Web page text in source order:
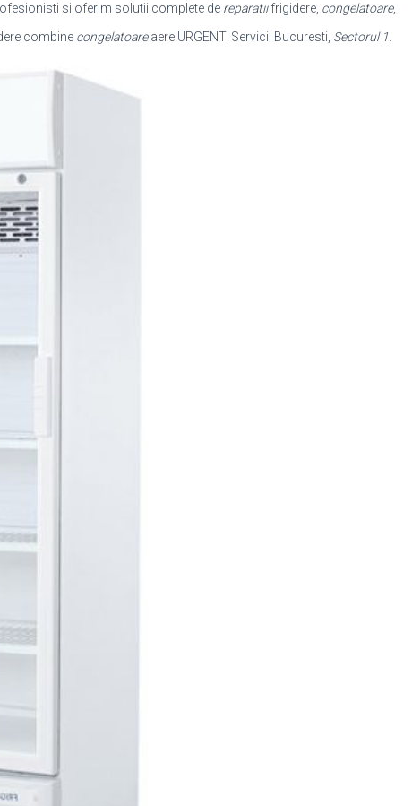
si oferim solutii complete de reparatiifrigidere, congelatoare,
combine congelatoareaere URGENT. Servicii Bucuresti, Sectorul 1